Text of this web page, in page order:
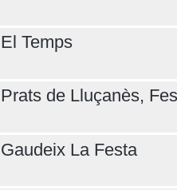
El Temps
Prats de Lluçanès,
Gaudeix La Festa